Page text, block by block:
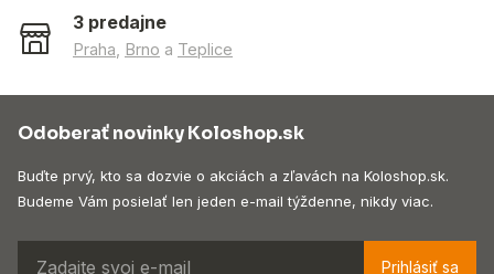
3 predajne
Praha Brno a Teplice
Odoberať novinky Koloshop.sk
Buďte prvý, kto sa dozvie o akciách a zľavách na Koloshop.sk.
Budeme Vám posielať len jeden e-mail týždenne, nikdy viac.
Prihlásiť sa